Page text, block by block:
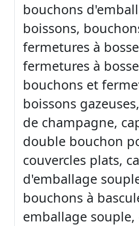
bouchons
boissons,
fermetures à
fermetures à
bouchons et
boissons
de champagne,
double bouchon
couvercles plats,
d'emballage
bouchons à
emballage souple,